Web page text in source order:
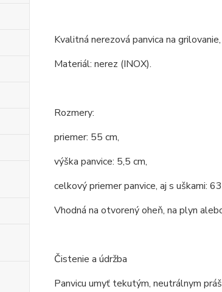
Kvalitná nerezová panvica na
Materiál: nerez (INOX).
Rozmery:
priemer: 55 cm,
výška panvice: 5,5 cm,
celkový priemer panvice, aj s uškami:
Vhodná na otvorený oheň, na plyn
Čistenie a údržba
Panvicu umyť tekutým, neutrálnym